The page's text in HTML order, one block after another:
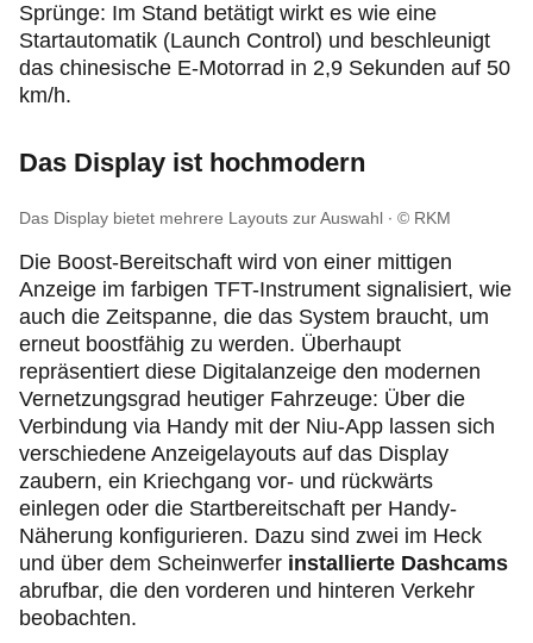
Sprünge: Im Stand betätigt wirkt es wie eine
Startautomatik (Launch Control) und beschleunigt
das chinesische E-Motorrad in 2,9 Sekunden auf 50
km/h.
Das Display ist hochmodern
Das Display bietet mehrere Layouts zur Auswahl © RKM
Die Boost-Bereitschaft wird von einer mittigen
Anzeige im farbigen TFT-Instrument signalisiert, wie
auch die Zeitspanne, die das System braucht, um
erneut boostfähig zu werden. Überhaupt
repräsentiert diese Digitalanzeige den modernen
Vernetzungsgrad heutiger Fahrzeuge: Über die
Verbindung via Handy mit der Niu-App lassen sich
verschiedene Anzeigelayouts auf das Display
zaubern, ein Kriechgang vor- und rückwärts
einlegen oder die Startbereitschaft per Handy-
Näherung konfigurieren. Dazu sind zwei im Heck
und über dem Scheinwerfer installierte Dashcams
abrufbar, die den vorderen und hinteren Verkehr
beobachten.